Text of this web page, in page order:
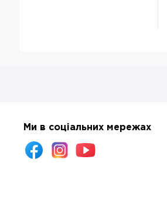
Ми в соціальних мережах